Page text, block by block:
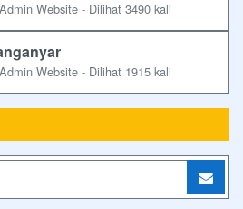
Website - Dilihat 3490 kali
Website - Dilihat 1915 kali